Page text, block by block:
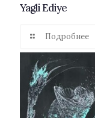
Yagli Ediye
Подробнее